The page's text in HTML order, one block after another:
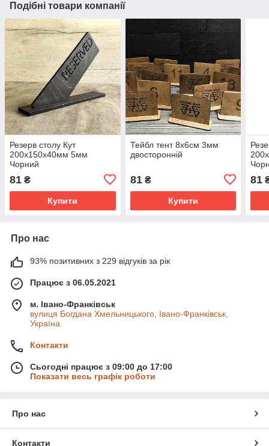
Подібні товари компанії
Резерв столу Кут
200х150х40мм 5мм
Чорний
81 ₴
Купити
Тейбл тент 8х6см 3мм
двосторонній
81₴
Купити
81
Про нас
93% позитивних з 229 відгуків за рік
Працює з 06.05.2021
м. Івано-Франківськ
вулиця Богдана Хмельницького, Івано-Франківськ,
Україна
Контакти
Сьогодні працює з 09:00 до 17:00
Показати весь графік роботи
Про нас
Контакти